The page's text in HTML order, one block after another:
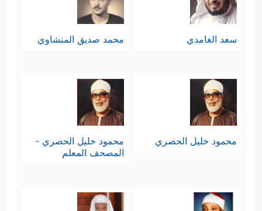
سعد الغامدي محمد صديق المنشاوي
محمود خليل الحصري
محمود خليل الحصري -
المصحف المعلم